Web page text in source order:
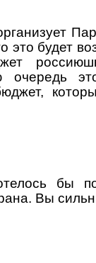
будет
очередь
бы
Вы